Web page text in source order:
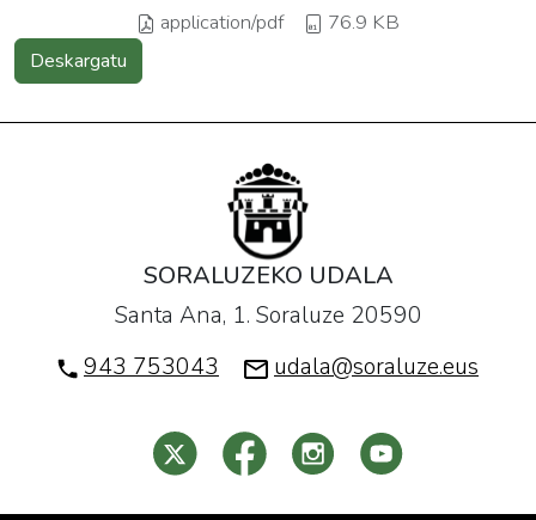
application/pdf 76.9 KB
Deskargatu
SORALUZEKO UDALA
Santa Ana, 1. Soraluze 20590
943 753043
udala@soraluze.eus